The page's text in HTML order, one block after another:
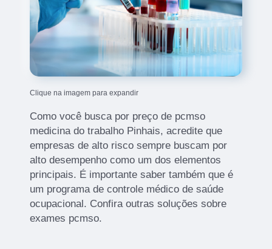
Clique na imagem para expandir
Como você busca por preço de pcmso
medicina do trabalho Pinhais, acredite que
empresas de alto risco sempre buscam por
alto desempenho como um dos elementos
principais. É importante saber também que é
um programa de controle médico de saúde
ocupacional. Confira outras soluções sobre
exames pcmso.